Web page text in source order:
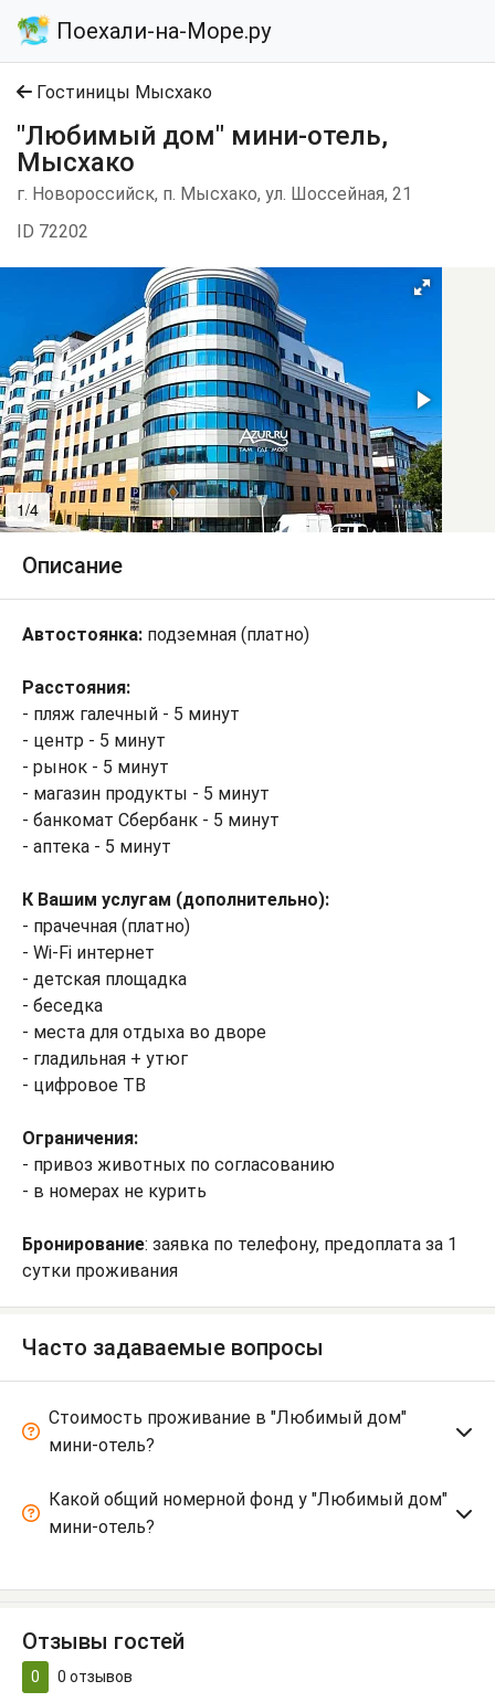
Поехали-на-Море.ру
Гостиницы Мысхако
"Любимый дом" мини-отель,
Мысхако
г. Новороссийск, п. Мысхако, ул. Шоссейная, 21
ID 72202
1/4
Описание
Автостоянка: подземная (платно)
Расстояния:
- пляж галечный - 5 минут
- центр - 5 минут
- рынок - 5 минут
- магазин продукты - 5 минут
- банкомат Сбербанк - 5 минут
- аптека - 5 минут
К Вашим услугам (дополнительно):
- прачечная (платно)
- Wi-Fi интернет
- детская площадка
- беседка
- места для отдыха во дворе
- гладильная + утюг
- цифровое ТВ
Ограничения:
- привоз животных по согласованию
- в номерах не курить
Бронирование: заявка по телефону, предоплата за 1
сутки проживания
Часто задаваемые вопросы
Стоимость проживание в "Любимый дом"
мини-отель?
Какой общий номерной фонд у "Любимый дом"
мини-отель?
Отзывы гостей
0 0 отзывов